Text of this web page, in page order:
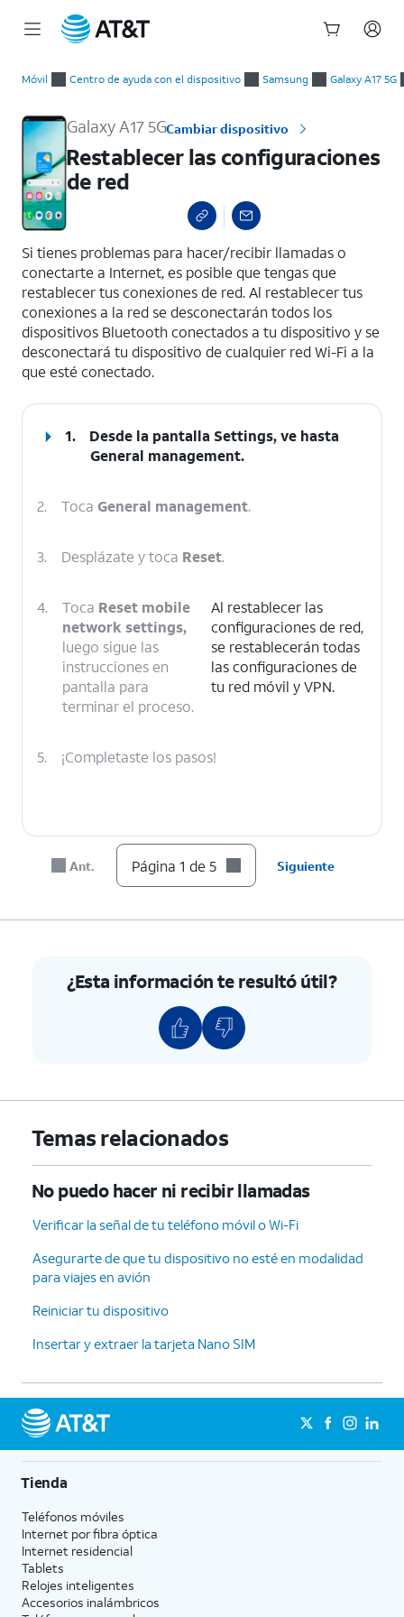
Móvil Centro de ayuda con el dispositivo Samsung Galaxy A17 5G
Galaxy A17 5GCambiar dispositivo
Restablecer las configuraciones
de red
Si tienes problemas para hacer/recibir llamadas o
conectarte a Internet, es posible que tengas que
restablecer tus conexiones de red. Al restablecer tus
conexiones a la red se desconectarán todos los
dispositivos Bluetooth conectados a tu dispositivo y se
desconectará tu dispositivo de cualquier red Wi-Fi a la
que esté conectado.
1.
Desde la pantalla Settings, ve hasta
General management.
2. Toca General management.
3. Desplázate y toca Reset.
4. Toca Reset mobile
network settings,
luego sigue las
instrucciones en
pantalla para
terminar el proceso.
Al restablecer las
configuraciones de red,
se restablecerán todas
las configuraciones de
tu red móvil y VPN.
5. ¡Completaste los pasos!
Ant. Página 1 de 5 Siguiente
¿Esta información te resultó útil?
Temas relacionados
No puedo hacer ni recibir llamadas
Verificar la señal de tu teléfono móvil o Wi-Fi
Asegurarte de que tu dispositivo no esté en modalidad
para viajes en avión
Reiniciar tu dispositivo
Insertar y extraer la tarjeta Nano SIM
Tienda
Teléfonos móviles
Internet por fibra óptica
Internet residencial
Tablets
Relojes inteligentes
Accesorios inalámbricos